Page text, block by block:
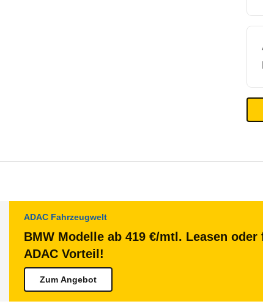
ADAC Fahrzeugwelt
BMW Modelle ab 419 €/mtl. Leasen
ADAC Vorteil!
Zum Angebot